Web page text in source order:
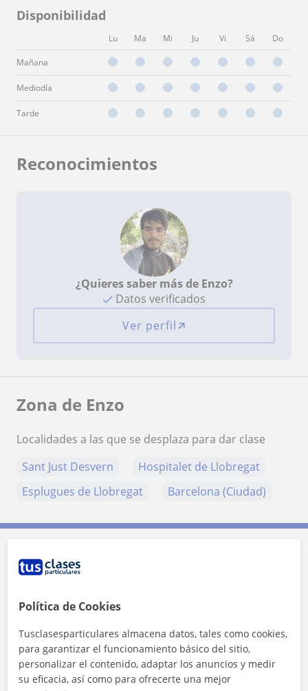
Disponibilidad
Lu Ma Mi Ju Vi Sá Do
Mañana
Mediodía
Tarde
Reconocimientos
¿Quieres saber más de Enzo?
Datos verificados
Ver perfil
Zona de Enzo
Localidades a las que se desplaza para dar clase
Sant Just Desvern
Hospitalet de Llobregat
Esplugues de Llobregat
Barcelona (Ciudad)
Contacta con Enzo
Tarifa
Política de Cookies
Tusclasesparticulares almacena datos, tales como cookies,
para garantizar el funcionamiento básico del sitio,
personalizar el contenido, adaptar los anuncios y medir
su eficacia, así como para ofrecerte una mejor